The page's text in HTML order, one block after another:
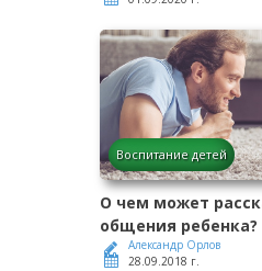
Воспитание детей
О чем может
общения ребенка?
Александр Орлов
28.09.2018 г.